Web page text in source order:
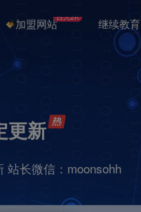
加盟网站日入2K 继续教育
更新
站长微信：moonsohh